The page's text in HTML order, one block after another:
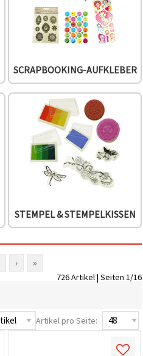
SCRAPBOOKING-AUFKLEBER
STEMPEL & STEMPELKISSEN
› »
726 Artikel | Seiten 1/16
Artikel pro Seite: